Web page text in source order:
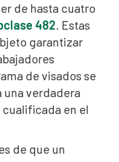
de hasta cuatro
482. Estas
garantizar
de visados se
verdadera
cualificada en el
de que un